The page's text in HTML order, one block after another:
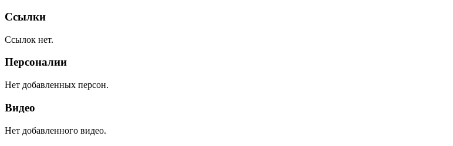
Ссылки
Ссылок нет.
Персоналии
Нет добавленных персон.
Видео
Нет добавленного видео.